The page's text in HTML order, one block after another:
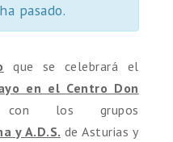
pasado.
que se celebrará el
en el Centro Don
con los grupos
y A.D.S. de Asturias y